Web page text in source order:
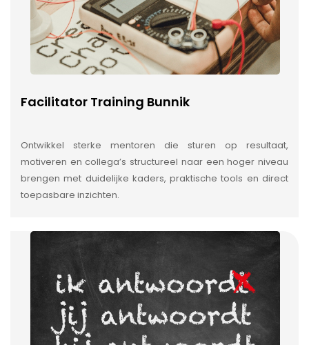
Facilitator Training Bunnik
Ontwikkel sterke mentoren die sturen op resultaat,
motiveren en collega’s structureel naar een hoger niveau
brengen met duidelijke kaders, praktische tools en direct
toepasbare inzichten.